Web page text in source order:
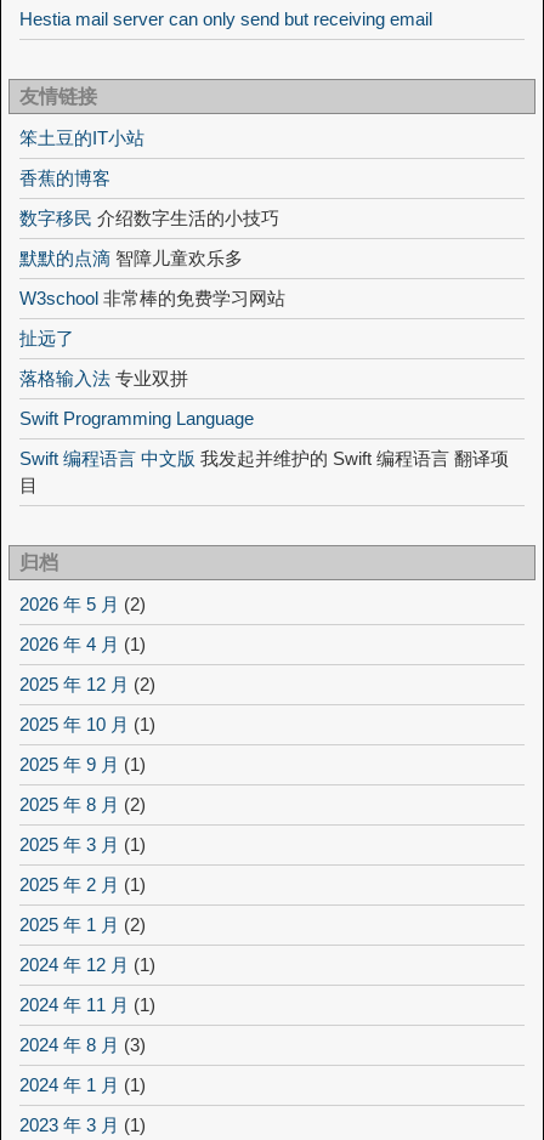
Hestia mail server can only send but receiving email
友情链接
笨土豆的IT小站
香蕉的博客
数字移民 介绍数字生活的小技巧
默默的点滴 智障儿童欢乐多
W3school 非常棒的免费学习网站
扯远了
落格输入法 专业双拼
Swift Programming Language
Swift 编程语言 中文版 我发起并维护的 Swift 编程语言 翻译项
目
归档
2026 年 5 月 (2)
2026 年 4 月 (1)
2025 年 12 月 (2)
2025 年 10 月 (1)
2025 年 9 月 (1)
2025 年 8 月 (2)
2025 年 3 月 (1)
2025 年 2 月 (1)
2025 年 1 月 (2)
2024 年 12 月 (1)
2024 年 11 月 (1)
2024 年 8 月 (3)
2024 年 1 月 (1)
2023 年 3 月 (1)